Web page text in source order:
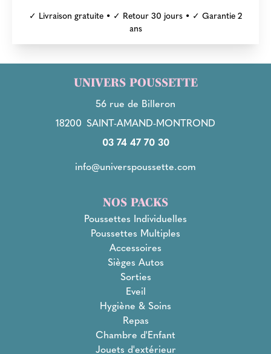
✓ Livraison gratuite • ✓ Retour 30 jours • ✓ Garantie 2
ans
UNIVERS POUSSETTE
56 rue de Billeron
18200 SAINT-AMAND-MONTROND
03 74 47 70 30
info@universpoussette.com
NOS PACKS
Poussettes Individuelles
Poussettes Multiples
Accessoires
Sièges Autos
Sorties
Eveil
Hygiène & Soins
Repas
Chambre d'Enfant
Jouets d'extérieur